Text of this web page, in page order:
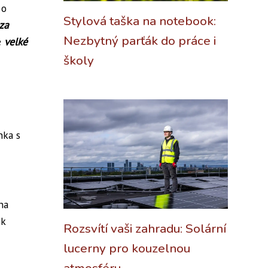
velké
s
Stylová taška na notebook:
Nezbytný parťák do práce i
školy
Rozsvítí vaši zahradu: Solární
lucerny pro kouzelnou